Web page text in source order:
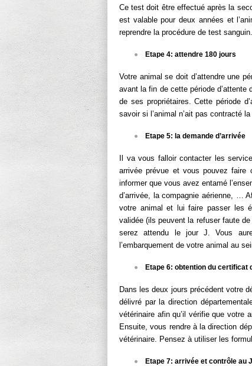
Ce test doit être effectué après la
est valable pour deux années et
reprendre la procédure de test sanguin.
Etape 4: attendre 180 jours
Votre animal se doit d’attendre une
avant la fin de cette période
de ses propriétaires. Cette période
savoir si l’animal n’ait pas contracté
Etape 5: la demande d’arrivée
Il va vous falloir contacter les
arrivée prévue et vous pouvez
informer que vous avez entamé
d’arrivée, la compagnie aérienne, …
votre animal et lui faire passer les
validée (ils peuvent la refuser faute
serez attendu le jour J. Vous
l’embarquement de votre animal au
Etape 6: obtention du certificat
Dans les deux jours précédent votre
délivré par la direction
vétérinaire afin qu’il vérifie que votre
Ensuite, vous rendre à la direction
vétérinaire. Pensez à utiliser les
Etape 7: arrivée et contrôle au